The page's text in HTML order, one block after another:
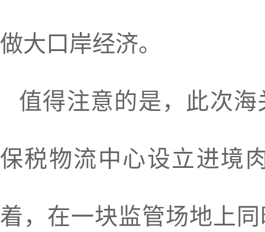
做大口岸经济。
值得注意的是，此次
保税物流中心设立进境
着，在一块监管场地上